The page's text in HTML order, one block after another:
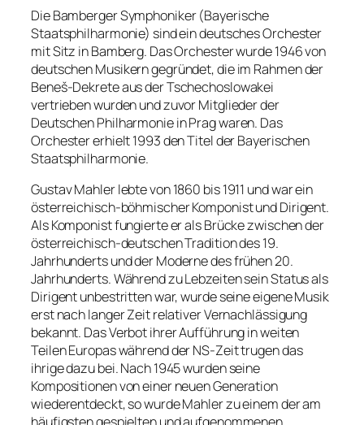
Die Bamberger Symphoniker (Bayerische
Staatsphilharmonie) sind ein deutsches Orchester
mit Sitz in Bamberg. Das Orchester wurde 1946 von
deutschen Musikern gegründet, die im Rahmen der
Beneš-Dekrete aus der Tschechoslowakei
vertrieben wurden und zuvor Mitglieder der
Deutschen Philharmonie in Prag waren. Das
Orchester erhielt 1993 den Titel der Bayerischen
Staatsphilharmonie.
Gustav Mahler lebte von 1860 bis 1911 und war ein
österreichisch-böhmischer Komponist und Dirigent.
Als Komponist fungierte er als Brücke zwischen der
österreichisch-deutschen Tradition des 19.
Jahrhunderts und der Moderne des frühen 20.
Jahrhunderts. Während zu Lebzeiten sein Status als
Dirigent unbestritten war, wurde seine eigene Musik
erst nach langer Zeit relativer Vernachlässigung
bekannt. Das Verbot ihrer Aufführung in weiten
Teilen Europas während der NS-Zeit trugen das
ihrige dazu bei. Nach 1945 wurden seine
Kompositionen von einer neuen Generation
wiederentdeckt, so wurde Mahler zu einem der am